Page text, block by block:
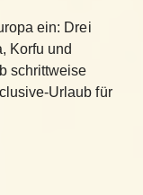
ein: Drei
Korfu und
schrittweise
Urlaub für